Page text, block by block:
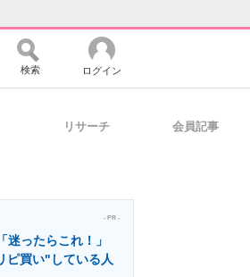
の今がよく分かる
検索 ログイン
リサーチ 会員記事
- PR -
迷ったらこれ！」
ピ買い"している人